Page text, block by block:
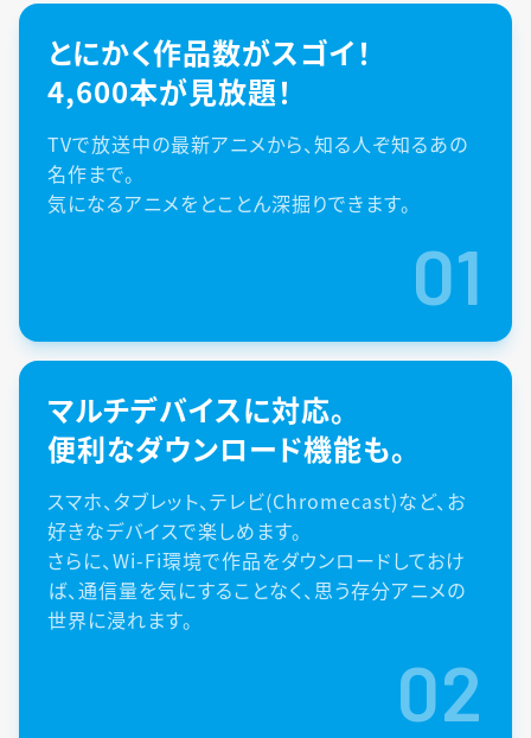
とにかく作品数がスゴイ！
4,600本が見放題！
TVで放送中の最新アニメから、知る人ぞ知るあの
名作まで。
気になるアニメをとことん深掘りできます。
01
マルチデバイスに対応。
便利なダウンロード機能も。
スマホ、タブレット、テレビ(Chromecast)など、お
好きなデバイスで楽しめます。
さらに、Wi-Fi環境で作品をダウンロードしておけ
ば、通信量を気にすることなく、思う存分アニメの
世界に浸れます。
02